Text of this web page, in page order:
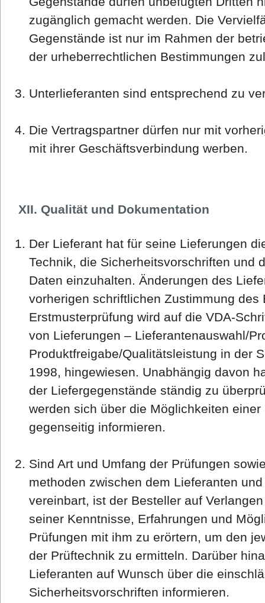
zugänglich gemacht werden. Die
Gegenstände ist nur im Rahmen der
der urheberrechtlichen Bestimmungen
Unterlieferanten sind entsprechend zu
Die Vertragspartner dürfen nur mit
mit ihrer Geschäftsverbindung werben.
XII. Qualität und Dokumentation
Der Lieferant hat für seine Lieferungen
Technik, die Sicherheitsvorschriften und
Daten einzuhalten. Änderungen des
vorherigen schriftlichen Zustimmung des
Erstmusterprüfung wird auf die VDA-
von Lieferungen – Lieferantenauswahl/
Produktfreigabe/Qualitätsleistung in der
1998, hingewiesen. Unabhängig davon
der Liefergegenstände ständig zu
werden sich über die Möglichkeiten
gegenseitig informieren.
Sind Art und Umfang der Prüfungen
methoden zwischen dem Lieferanten
vereinbart, ist der Besteller auf
seiner Kenntnisse, Erfahrungen und
Prüfungen mit ihm zu erörtern, um den
der Prüftechnik zu ermitteln. Darüber
Lieferanten auf Wunsch über die
Sicherheitsvorschriften informieren.